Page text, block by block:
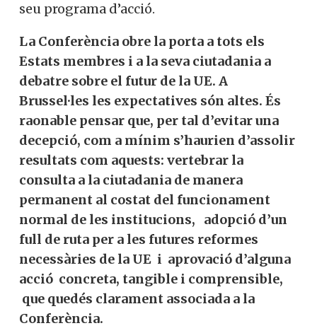
seu programa d’acció.
La Conferència obre la porta a tots els
Estats membres i a la seva ciutadania a
debatre sobre el futur de la UE. A
Brussel·les les expectatives són altes. És
raonable pensar que, per tal d’evitar una
decepció, com a mínim s’haurien d’assolir
resultats com aquests: vertebrar la
consulta a la ciutadania de manera
permanent al costat del funcionament
normal de les institucions, adopció d’un
full de ruta per a les futures reformes
necessàries de la UE i aprovació d’alguna
acció concreta, tangible i comprensible,
que quedés clarament associada a la
Conferència.